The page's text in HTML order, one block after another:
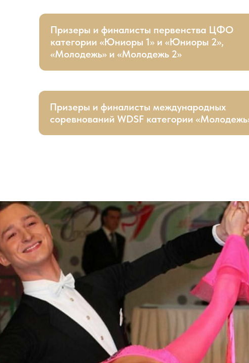
Призеры и финалисты первенства ЦФО
категории «Юниоры 1» и «Юниоры 2»,
«Молодежь» и «Молодежь 2»
Призеры и финалисты международных
соревнований WDSF категории